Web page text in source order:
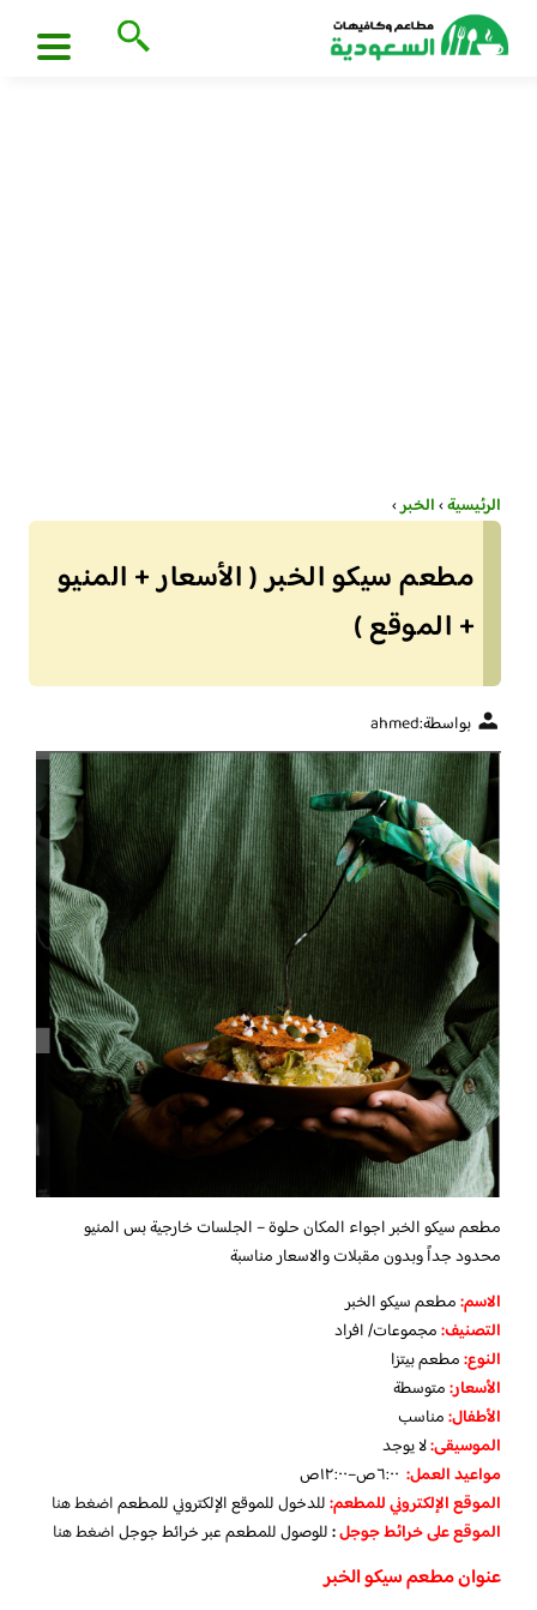
الرئيسية›الخبر›
مطعم سيكو الخبر ( الأسعار + المنيو
+ الموقع )
بواسطة:ahmed
مطعم سيكو الخبر اجواء المكان حلوة – الجلسات خارجية بس المنيو
محدود جداً وبدون مقبلات والاسعار مناسبة
الاسم:مطعم سيكو الخبر
التصنيف:مجموعات/ افراد
النوع:مطعم بيتزا
الأسعار:متوسطة
الأطفال:مناسب
الموسيقى:لا يوجد
مواعيد العمل:
الموقع الإلكتروني للمطعم:للدخول للموقع الإلكتروني للمطعماضغط هنا
الموقع على خرائط جوجل:للوصول للمطعم عبر خرائط جوجلاضغط هنا
عنوان مطعم سيكو الخبر